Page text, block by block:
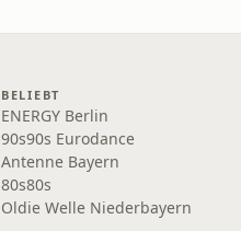
BELIEBT
ENERGY Berlin
90s90s Eurodance
Antenne Bayern
80s80s
Oldie Welle Niederbayern